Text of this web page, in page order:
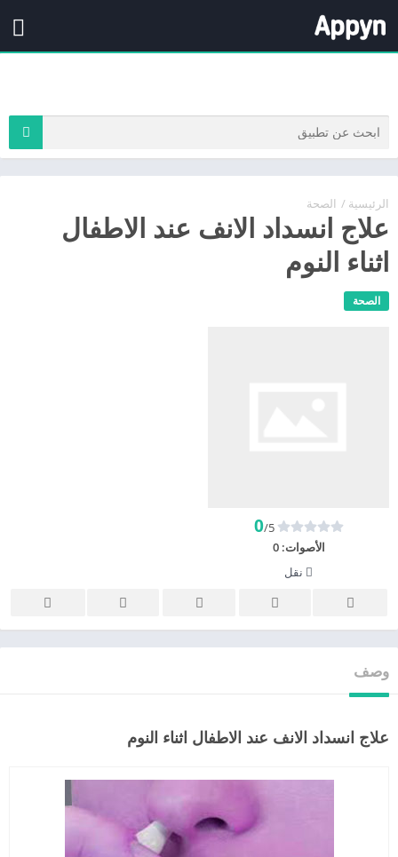
الرئيسية / الصحة
علاج انسداد الانف عند الاطفال
اثناء النوم
الصحة
0/5
الأصوات:0
نقل
وصف
علاج انسداد الانف عند الاطفال اثناء النوم